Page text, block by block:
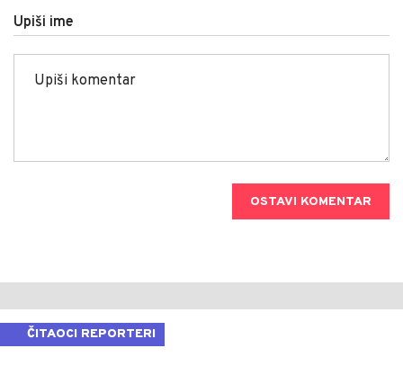
Upiši ime
OSTAVI KOMENTAR
ČITAOCI REPORTERI